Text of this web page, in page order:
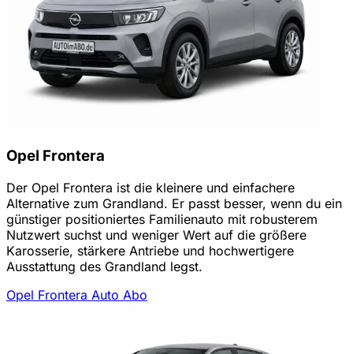
Opel Frontera
Der Opel Frontera ist die kleinere und einfachere
Alternative zum Grandland. Er passt besser, wenn du ein
günstiger positioniertes Familienauto mit robusterem
Nutzwert suchst und weniger Wert auf die größere
Karosserie, stärkere Antriebe und hochwertigere
Ausstattung des Grandland legst.
Opel Frontera Auto Abo